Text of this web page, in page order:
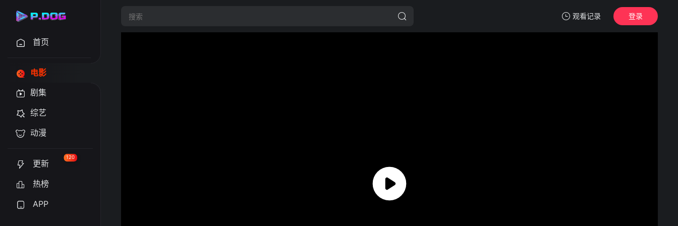
观看记录 登录
首页
电影
剧集
综艺
动漫
更新
120
热榜
APP